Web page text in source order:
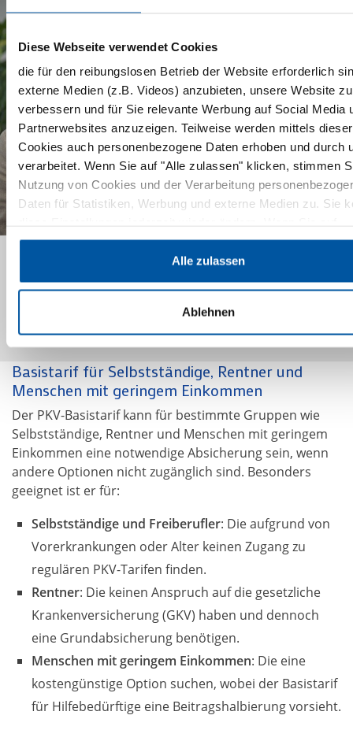
Diese Webseite verwendet Cookies
die für den reibungslosen Betrieb der Website erforderlich
externe Medien (z.B. Videos) anzubieten, unsere Website zu
verbessern und für Sie relevante Werbung auf Social Media
Partnerwebsites anzuzeigen. Teilweise werden mittels dieser
Cookies auch personenbezogene Daten erhoben und durch
verarbeitet. Wenn Sie auf "Alle zulassen" klicken, stimmen
Nutzung von Cookies und der Verarbeitung
Daten für Statistiken, Werbung und externe Medien zu. Sie
„Ablehnen“ klicken, beschränken wir uns auf die technisch
notwendigen Cookies. Weitere Informationen zur
personenbezogener Daten auf dieser Website finden Sie
Alle zulassen
Ablehnen
Basistarif für Selbstständige, Rentner und
Menschen mit geringem Einkommen
Der PKV-Basistarif kann für bestimmte Gruppen wie
Selbstständige, Rentner und Menschen mit geringem
Einkommen eine notwendige Absicherung sein, wenn
andere Optionen nicht zugänglich sind. Besonders
geeignet ist er für:
Selbstständige und Freiberufler: Die aufgrund von
Vorerkrankungen oder Alter keinen Zugang zu
regulären PKV-Tarifen finden.
Rentner: Die keinen Anspruch auf die gesetzliche
Krankenversicherung (GKV) haben und dennoch
eine Grundabsicherung benötigen.
Menschen mit geringem Einkommen: Die eine
kostengünstige Option suchen, wobei der Basistarif
für Hilfebedürftige eine Beitragshalbierung vorsieht.
Der Basistarif kann eine Absicherungslösung sein,
doch aufgrund hoher Kosten und möglicher
Nachzahlungen ist eine sorgfältige Beratung